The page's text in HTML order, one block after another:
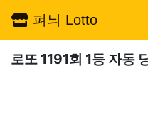
펴늬 Lotto
로또 1191회 1등 자동